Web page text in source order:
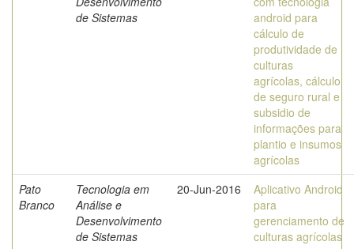
de Sistemas
android para
cálculo de
produtividade de
culturas
agrícolas, cálculo
de seguro rural e
subsidio de
informações para
plantio e insumos
agrícolas
Pato
Branco
Tecnologia em
Análise e
Desenvolvimento
de Sistemas
20-Jun-2016
Aplicativo Android
para
gerenciamento de
culturas agrícolas